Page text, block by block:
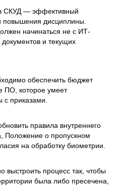
СКУД — эффективный
дисциплины.
начинаться не с ИТ-
и текущих
обеспечить бюджет
ПО, которое умеет
с приказами.
правила внутреннего
Положение о пропускном
на обработку биометрии.
выстроить процесс так, чтобы
была либо пресечена,